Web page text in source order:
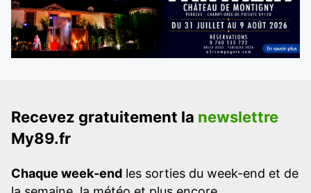
Recevez gratuitement la newslettre
My89.fr
Chaque week-end les sorties du week-end et de